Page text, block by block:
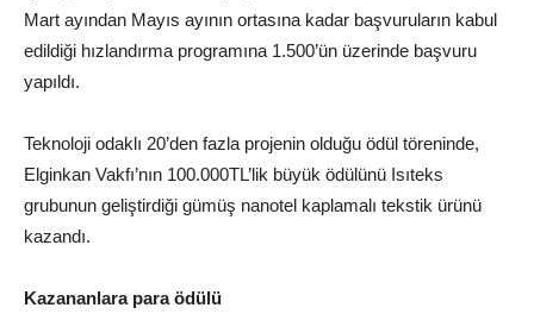
Mart ayından Mayıs ayının ortasına kadar başvuruların kabul
edildiği hızlandırma programına 1.500’ün üzerinde başvuru
yapıldı.
Teknoloji odaklı 20’den fazla projenin olduğu ödül töreninde,
Elginkan Vakfı’nın 100.000TL’lik büyük ödülünü Isıteks
grubunun geliştirdiği gümüş nanotel kaplamalı tekstik ürünü
kazandı.
Kazananlara para ödülü